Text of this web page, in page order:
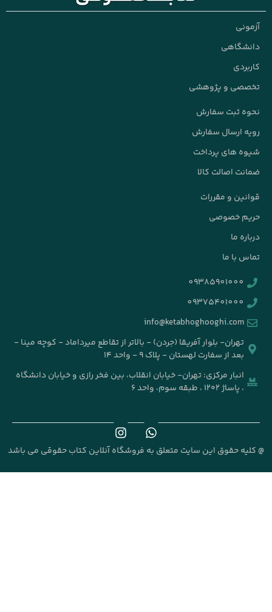
- بالاتر از تقاطع میرداماد - کوچه مینا -
- واحد ۱۴
انقلاب، بین فخر رازی و خیابان دانشگاه
به فروشگاه آنلاین کتاب حقوقی می باشد